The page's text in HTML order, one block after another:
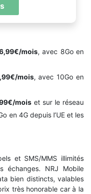
mois, avec 8Go en
mois, avec 10Go en
mois et sur le réseau
en 4G depuis l’UE et les
et SMS/MMS illimités
échanges. NRJ Mobile
bien distincts, valables
très honorable car à la